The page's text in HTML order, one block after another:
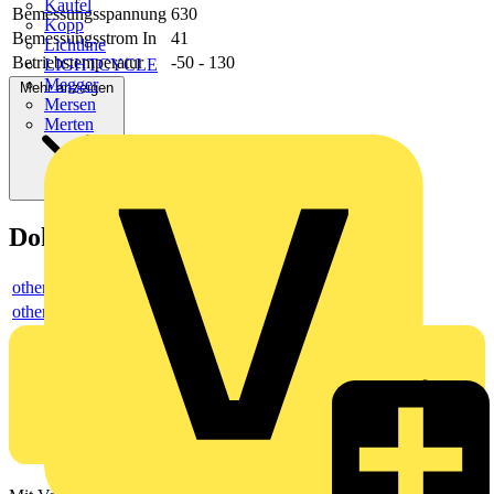
Kaufel
Kopp
Lichtline
LIGHTCYCLE
Megger
Mersen
Merten
Bemessungsspannung 630
Bemessungsstrom In
41
Betriebstemperatur
-50 - 130
Mehr anzeigen
Dokumente
others
others